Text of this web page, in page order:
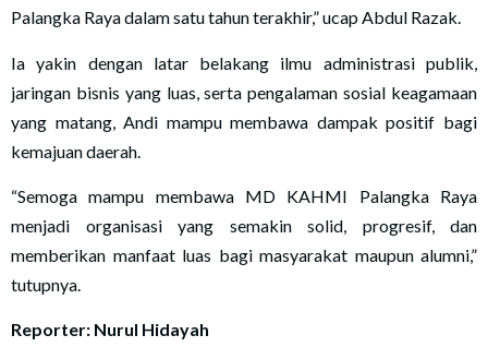
Palangka Raya dalam satu tahun terakhir,” ucap Abdul Razak.
Ia yakin dengan latar belakang ilmu administrasi publik,
jaringan bisnis yang luas, serta pengalaman sosial keagamaan
yang matang, Andi mampu membawa dampak positif bagi
kemajuan daerah.
“Semoga mampu membawa MD KAHMI Palangka Raya
menjadi organisasi yang semakin solid, progresif, dan
memberikan manfaat luas bagi masyarakat maupun alumni,”
tutupnya.
Reporter: Nurul Hidayah